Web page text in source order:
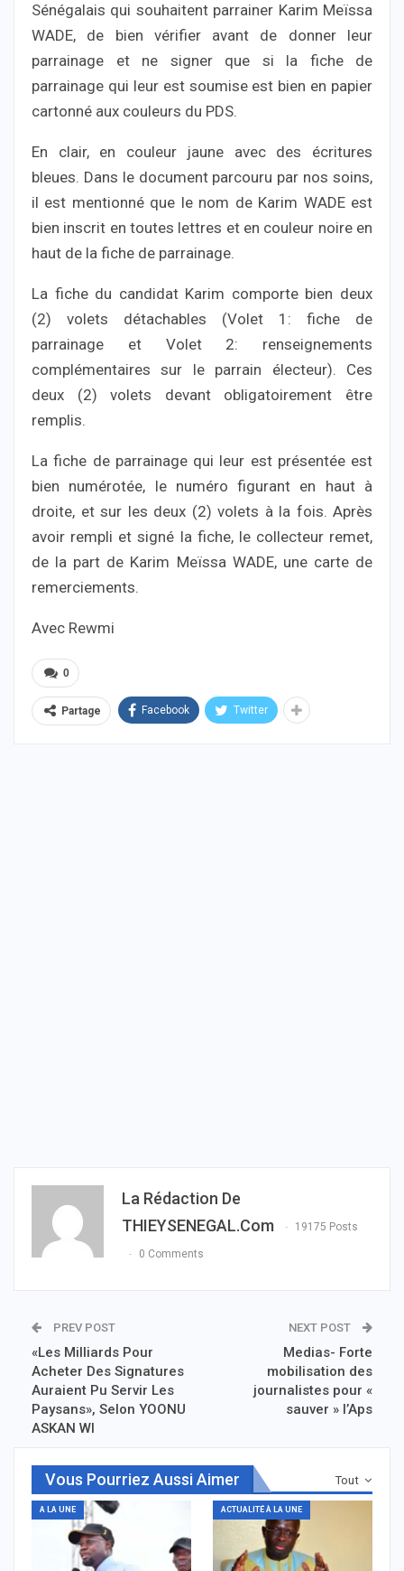
Sénégalais qui souhaitent parrainer Karim Meïssa
WADE, de bien vérifier avant de donner leur
parrainage et ne signer que si la fiche de
parrainage qui leur est soumise est bien en papier
cartonné aux couleurs du PDS.
En clair, en couleur jaune avec des écritures
bleues. Dans le document parcouru par nos soins,
il est mentionné que le nom de Karim WADE est
bien inscrit en toutes lettres et en couleur noire en
haut de la fiche de parrainage.
La fiche du candidat Karim comporte bien deux
(2) volets détachables (Volet 1: fiche de
parrainage et Volet 2: renseignements
complémentaires sur le parrain électeur). Ces
deux (2) volets devant obligatoirement être
remplis.
La fiche de parrainage qui leur est présentée est
bien numérotée, le numéro figurant en haut à
droite, et sur les deux (2) volets à la fois. Après
avoir rempli et signé la fiche, le collecteur remet,
de la part de Karim Meïssa WADE, une carte de
remerciements.
Avec Rewmi
0
Partage Facebook Twitter
La Rédaction De
THIEYSENEGAL.com
19175 Posts
0 Comments
PREV POST
«Les Milliards Pour
Acheter Des Signatures
Auraient Pu Servir Les
Paysans», Selon YOONU
ASKAN WI
NEXT POST
Medias- Forte
mobilisation des
journalistes pour «
sauver » l’Aps
Tout
Vous Pourriez Aussi Aimer
A LA UNE ACTUALITÉ À LA UNE